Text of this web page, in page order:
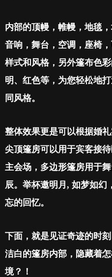
内部的顶幔，帷幔，地毯
音响，舞台，空调，座椅
样式和风格，另外篷布色
明、红色等，为您轻松地
同风格。
整体效果更是可以根据婚
尖顶篷房可以用于宾客接
主会场，多边形篷房用于
辰。举杯邀明月 , 如梦如幻，
忘的回忆。
下面，就是见证奇迹的时刻
洁白的篷房内部，隐藏着
境？！